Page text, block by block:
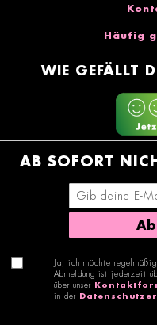
Häufig
WIE GEFÄLLT
AB SOFORT
Ja, ich möchte
Abmeldung ist jederzeit
über unser
in der